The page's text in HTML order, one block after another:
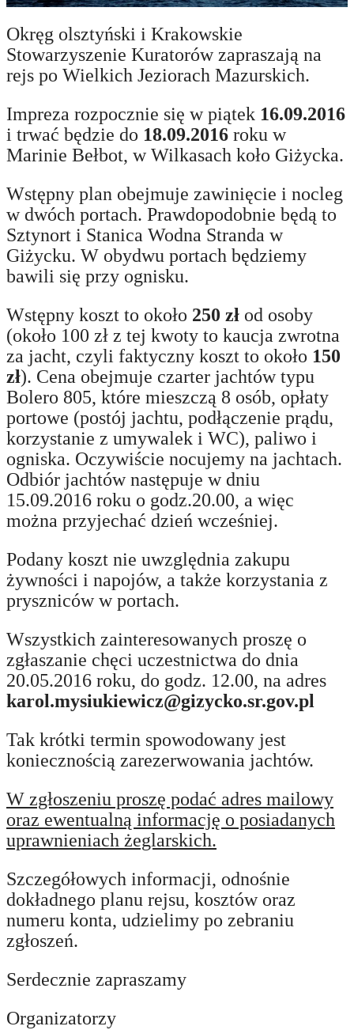
Okręg olsztyński i Krakowskie
Stowarzyszenie Kuratorów zapraszają na
rejs po Wielkich Jeziorach Mazurskich.
Impreza rozpocznie się w piątek 16.09.2016
i trwać będzie do 18.09.2016 roku w
Marinie Bełbot, w Wilkasach koło Giżycka.
Wstępny plan obejmuje zawinięcie i nocleg
w dwóch portach. Prawdopodobnie będą to
Sztynort i Stanica Wodna Stranda w
Giżycku. W obydwu portach będziemy
bawili się przy ognisku.
Wstępny koszt to około 250 zł od osoby
(około 100 zł z tej kwoty to kaucja zwrotna
za jacht, czyli faktyczny koszt to około 150
zł). Cena obejmuje czarter jachtów typu
Bolero 805, które mieszczą 8 osób, opłaty
portowe (postój jachtu, podłączenie prądu,
korzystanie z umywalek i WC), paliwo i
ogniska. Oczywiście nocujemy na jachtach.
Odbiór jachtów następuje w dniu
15.09.2016 roku o godz.20.00, a więc
można przyjechać dzień wcześniej.
Podany koszt nie uwzględnia zakupu
żywności i napojów, a także korzystania z
pryszniców w portach.
Wszystkich zainteresowanych proszę o
zgłaszanie chęci uczestnictwa do dnia
20.05.2016 roku, do godz. 12.00, na adres
karol.mysiukiewicz@gizycko.sr.gov.pl
Tak krótki termin spowodowany jest
koniecznością zarezerwowania jachtów.
W zgłoszeniu proszę podać adres mailowy
oraz ewentualną informację o posiadanych
uprawnieniach żeglarskich.
Szczegółowych informacji, odnośnie
dokładnego planu rejsu, kosztów oraz
numeru konta, udzielimy po zebraniu
zgłoszeń.
Serdecznie zapraszamy
Organizatorzy